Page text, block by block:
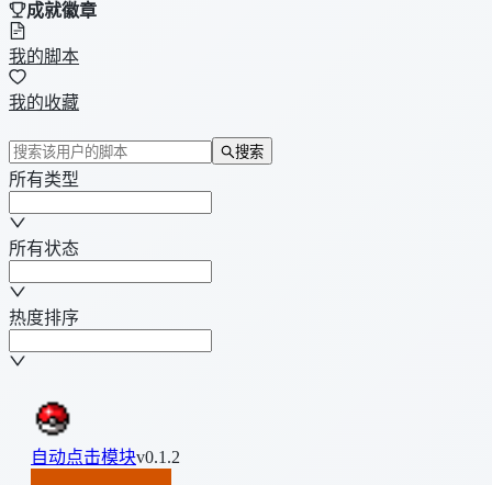
成就徽章
我的脚本
我的收藏
搜索
所有类型
所有状态
热度排序
自动点击模块v0.1.2